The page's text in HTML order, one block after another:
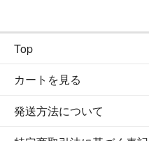
Top
カートを見る
発送方法について